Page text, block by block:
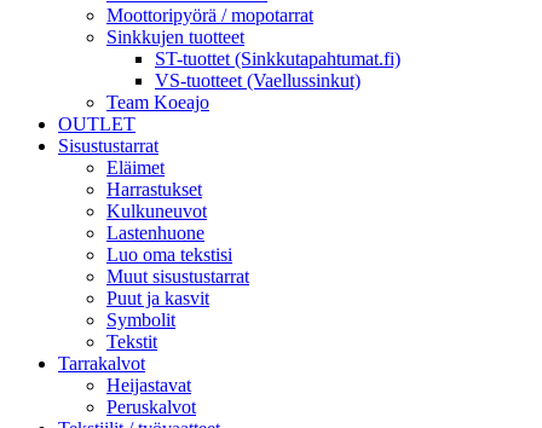
Moottoripyörä / mopotarrat
Sinkkujen tuotteet
ST-tuottet (Sinkkutapahtumat.fi)
VS-tuotteet (Vaellussinkut)
Team Koeajo
OUTLET
Sisustustarrat
Eläimet
Harrastukset
Kulkuneuvot
Lastenhuone
Luo oma tekstisi
Muut sisustustarrat
Puut ja kasvit
Symbolit
Tekstit
Tarrakalvot
Heijastavat
Peruskalvot